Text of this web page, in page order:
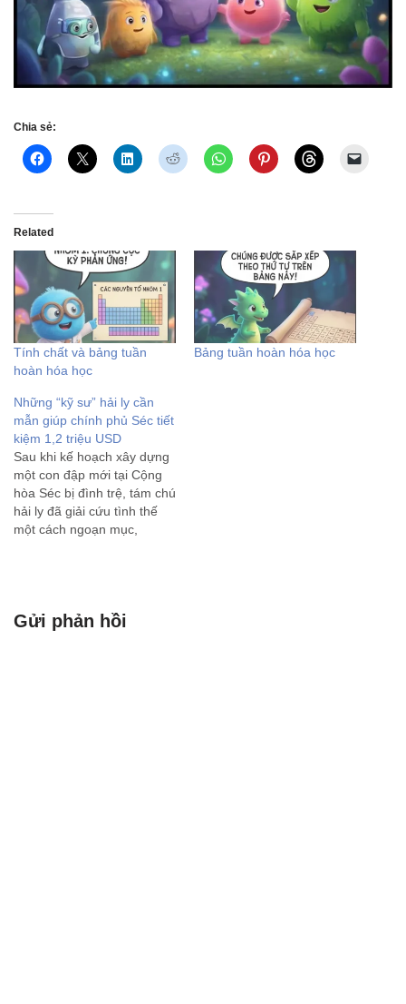
Chia sẻ:
Related
Tính chất và bảng tuần
hoàn hóa học
Bảng tuần hoàn hóa học
Những “kỹ sư” hải ly cần
mẫn giúp chính phủ Séc tiết
kiệm 1,2 triệu USD
Sau khi kế hoạch xây dựng
một con đập mới tại Cộng
hòa Séc bị đình trệ, tám chú
hải ly đã giải cứu tình thế
một cách ngoạn mục,
Gửi phản hồi